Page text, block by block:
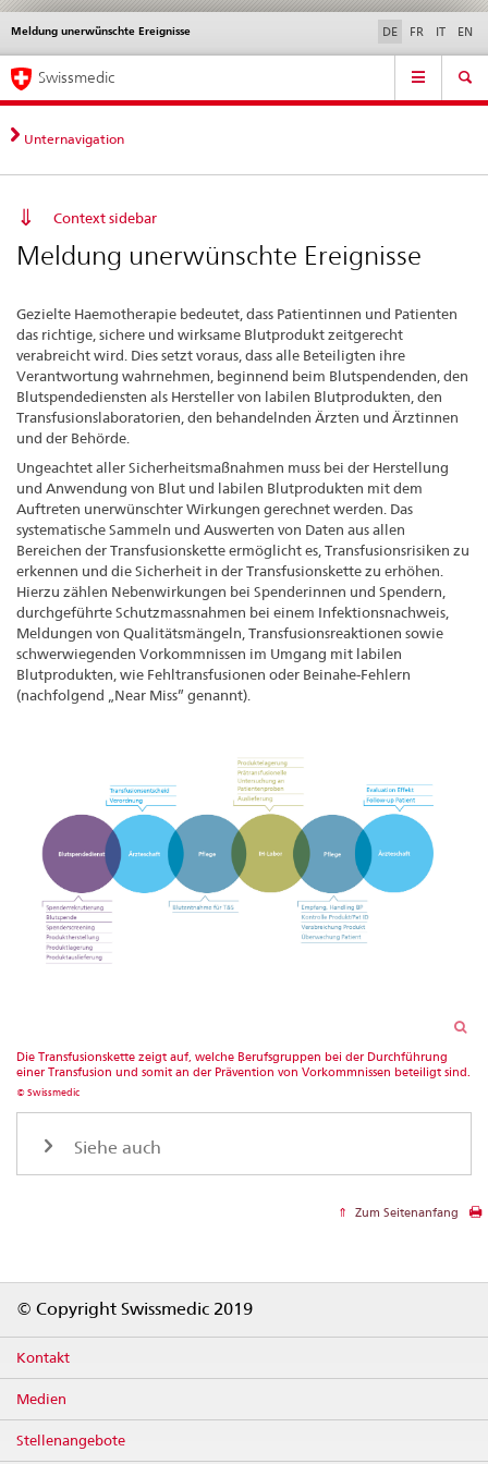
Direktnavigation
News,
Rechtsgrundlagen,
Kontakt
News & Updates Kontakt | Support & Hilfe
Meldung unerwünschte Ereignisse
Sprachwahl DE FR IT EN
Service
Hauptnavigation
Swissmedic
Unternavigation
Context sidebar
Meldung unerwünschte Ereignisse
Gezielte Haemotherapie bedeutet, dass Patientinnen und Patienten
das richtige, sichere und wirksame Blutprodukt zeitgerecht
verabreicht wird. Dies setzt voraus, dass alle Beteiligten ihre
Verantwortung wahrnehmen, beginnend beim Blutspendenden, den
Blutspendediensten als Hersteller von labilen Blutprodukten, den
Transfusionslaboratorien, den behandelnden Ärzten und Ärztinnen
und der Behörde.
Ungeachtet aller Sicherheitsmaßnahmen muss bei der Herstellung
und Anwendung von Blut und labilen Blutprodukten mit dem
Auftreten unerwünschter Wirkungen gerechnet werden. Das
systematische Sammeln und Auswerten von Daten aus allen
Bereichen der Transfusionskette ermöglicht es, Transfusionsrisiken zu
erkennen und die Sicherheit in der Transfusionskette zu erhöhen.
Hierzu zählen Nebenwirkungen bei Spenderinnen und Spendern,
durchgeführte Schutzmassnahmen bei einem Infektionsnachweis,
Meldungen von Qualitätsmängeln, Transfusionsreaktionen sowie
schwerwiegenden Vorkommnissen im Umgang mit labilen
Blutprodukten, wie Fehltransfusionen oder Beinahe-Fehlern
(nachfolgend „Near Miss” genannt).
Die Transfusionskette zeigt auf, welche Berufsgruppen bei der Durchführung
einer Transfusion und somit an der Prävention von Vorkommnissen beteiligt sind.
© Swissmedic
Siehe auch
Zum Seitenanfang
© Copyright Swissmedic 2019
Kontakt
Medien
Stellenangebote